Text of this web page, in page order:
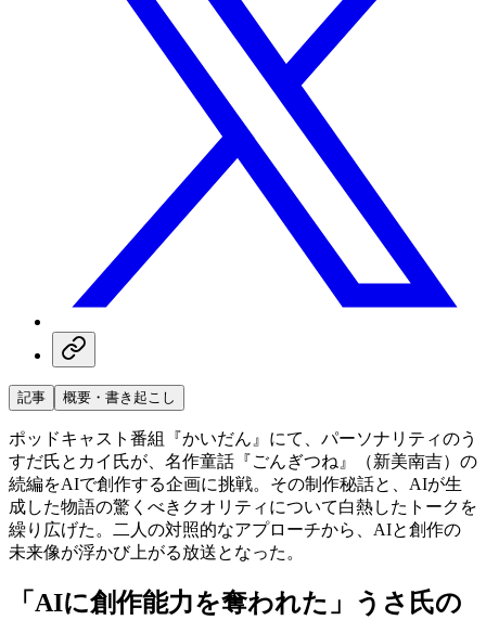
記事 概要・書き起こし
ポッドキャスト番組『かいだん』にて、パーソナリティのう
すだ氏とカイ氏が、名作童話『ごんぎつね』（新美南吉）の
続編をAIで創作する企画に挑戦。その制作秘話と、AIが生
成した物語の驚くべきクオリティについて白熱したトークを
繰り広げた。二人の対照的なアプローチから、AIと創作の
未来像が浮かび上がる放送となった。
「AIに創作能力を奪われた」うさ氏の